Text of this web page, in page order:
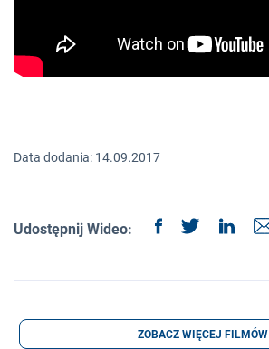
Data dodania: 14.09.2017
Udostępnij Wideo:
ZOBACZ WIĘCEJ FILMÓW